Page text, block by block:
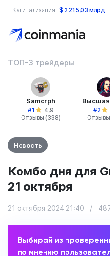
Капитализация: $ 2 215,03 млрд
ТОП-3 трейдеры
Samorph
#1
4,9
Отзывы (338)
Высшая
#2
Новость
Комбо дня для
21 октября
21 октября 2024 21:40 /
Выбирай из
по мнению